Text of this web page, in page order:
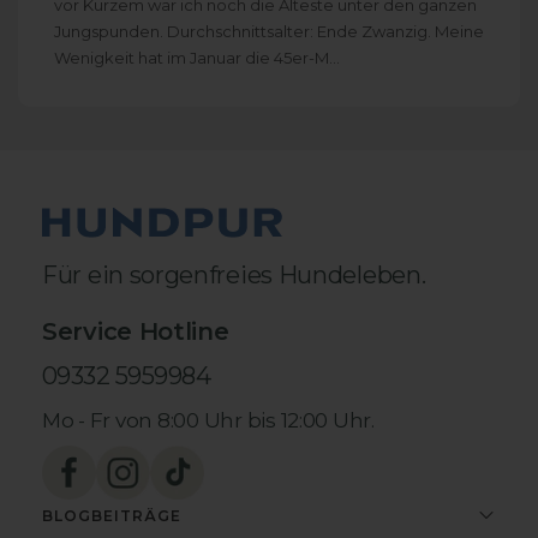
vor Kurzem war ich noch die Älteste unter den ganzen
Jungspunden. Durchschnittsalter: Ende Zwanzig. Meine
Wenigkeit hat im Januar die 45er-M...
Für ein sorgenfreies Hundeleben.
Service Hotline
09332 5959984
Mo - Fr von 8:00 Uhr bis 12:00 Uhr.
BLOGBEITRÄGE
4,8 rating 2.419 bewertungen
Astrid
Hundpur® Verdauung 3 für 2
Gras und hat auch sonst weniger Probleme
Verifizierter Kunde
immer schwieriger ins Auto zu springen und